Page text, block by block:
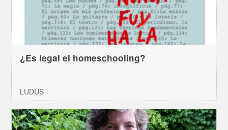
¿Es legal el homeschooling?
LUDUS